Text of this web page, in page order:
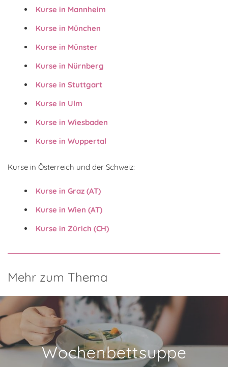
Kurse in Mannheim
Kurse in München
Kurse in Münster
Kurse in Nürnberg
Kurse in Stuttgart
Kurse in Ulm
Kurse in Wiesbaden
Kurse in Wuppertal
Kurse in Österreich und der Schweiz:
Kurse in Graz (AT)
Kurse in Wien (AT)
Kurse in Zürich (CH)
Mehr zum Thema
Wochenbettsuppe